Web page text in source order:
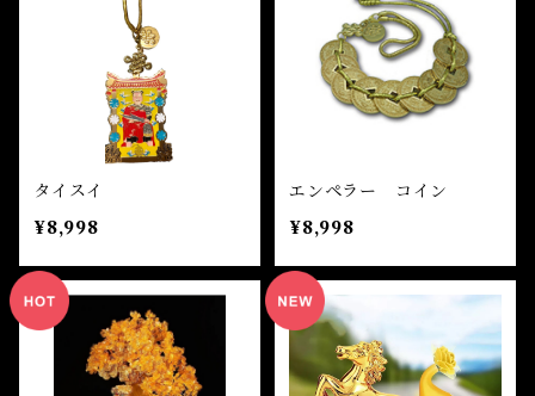
タイスイ
¥8,998
エンペラー コイン
¥8,998